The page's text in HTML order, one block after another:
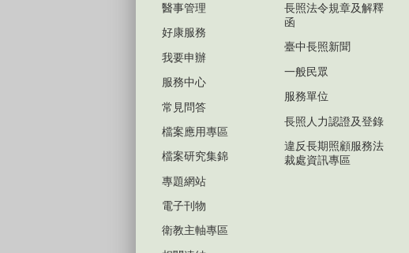
醫事管理
好康服務
我要申辦
服務中心
常見問答
檔案應用專區
檔案研究集錦
專題網站
電子刊物
衛教主軸專區
長照法令規章及解釋
函
臺中長照新聞
一般民眾
服務單位
長照人力認證及登錄
違反長期照顧服務法
裁處資訊專區